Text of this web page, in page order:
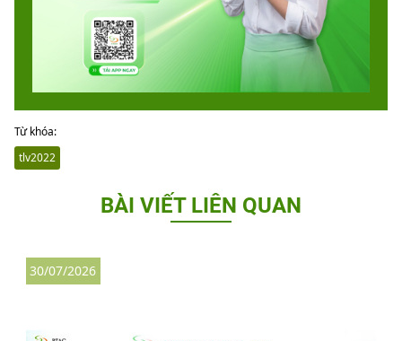
Từ khóa:
tlv2022
BÀI VIẾT LIÊN QUAN
30/07/2026